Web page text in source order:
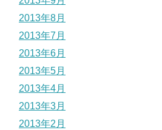
2013年8月
2013年7月
2013年6月
2013年5月
2013年4月
2013年3月
2013年2月